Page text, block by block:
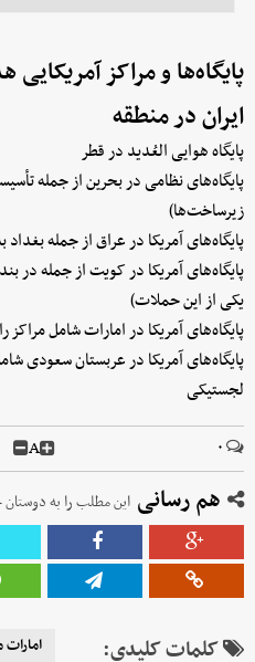
پایگاه‌ها و مراکز
ایران در منطقه
پایگاه هوایی العُدید در قطر
پایگاه‌های نظامی در بحرین از جمله
زیرساخت‌ها)
پایگاه‌های آمریکا در عراق از جمله
پایگاه‌های آمریکا در کویت از جمله در
یکی از این حملات)‌
پایگاه‌های آمریکا در امارات شامل مراکز
پایگاه‌های آمریکا در عربستان سعودی
لجستیکی
۰ A
هم رسانی این مطلب را به دوستان
کلمات کلیدی: